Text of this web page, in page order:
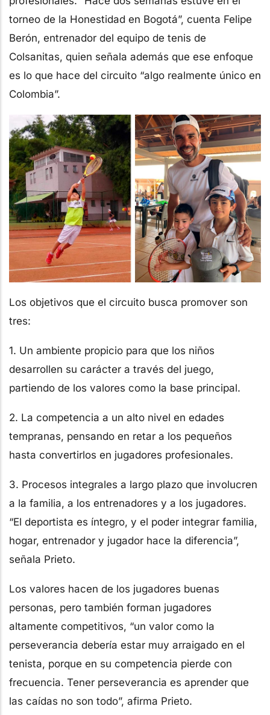
torneo de la Honestidad en Bogotá”, cuenta Felipe
Berón, entrenador del equipo de tenis de
Colsanitas, quien señala además que ese enfoque
es lo que hace del circuito “algo realmente único en
Colombia”.
Los objetivos que el circuito busca promover son
tres:
1. Un ambiente propicio para que los niños
desarrollen su carácter a través del juego,
partiendo de los valores como la base principal.
2. La competencia a un alto nivel en edades
tempranas, pensando en retar a los pequeños
hasta convertirlos en jugadores profesionales.
3. Procesos integrales a largo plazo que involucren
a la familia, a los entrenadores y a los jugadores.
“El deportista es íntegro, y el poder integrar familia,
hogar, entrenador y jugador hace la diferencia”,
señala Prieto.
Los valores hacen de los jugadores buenas
personas, pero también forman jugadores
altamente competitivos, “un valor como la
perseverancia debería estar muy arraigado en el
tenista, porque en su competencia pierde con
frecuencia. Tener perseverancia es aprender que
las caídas no son todo”, afirma Prieto.